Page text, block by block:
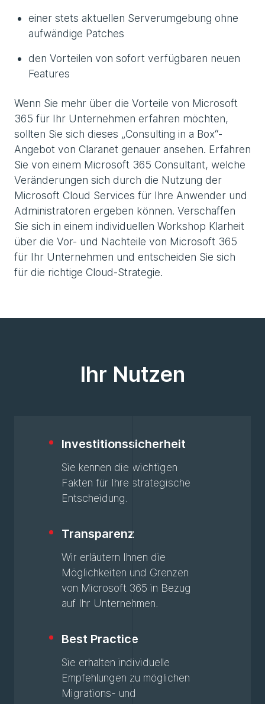
einer stets aktuellen Serverumgebung ohne
aufwändige Patches
den Vorteilen von sofort verfügbaren neuen
Features
Wenn Sie mehr über die Vorteile von Microsoft
365 für Ihr Unternehmen erfahren möchten,
sollten Sie sich dieses „Consulting in a Box“-
Angebot von Claranet genauer ansehen. Erfahren
Sie von einem Microsoft 365 Consultant, welche
Veränderungen sich durch die Nutzung der
Microsoft Cloud Services für Ihre Anwender und
Administratoren ergeben können. Verschaffen
Sie sich in einem individuellen Workshop Klarheit
über die Vor- und Nachteile von Microsoft 365
für Ihr Unternehmen und entscheiden Sie sich
für die richtige Cloud-Strategie.
Ihr Nutzen
Investitionssicherheit
Sie kennen die wichtigen
Fakten für Ihre strategische
Entscheidung.
Transparenz
Wir erläutern Ihnen die
Möglichkeiten und Grenzen
von Microsoft 365 in Bezug
auf Ihr Unternehmen.
Best Practice
Sie erhalten individuelle
Empfehlungen zu möglichen
Migrations- und